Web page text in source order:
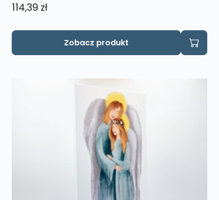
114,39 zł
Zobacz produkt